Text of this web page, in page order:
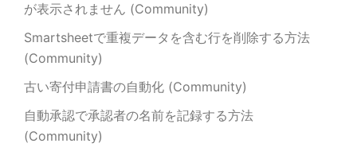
が表示されません (Community)
Smartsheetで重複データを含む行を削除する方法
(Community)
古い寄付申請書の自動化 (Community)
自動承認で承認者の名前を記録する方法
(Community)